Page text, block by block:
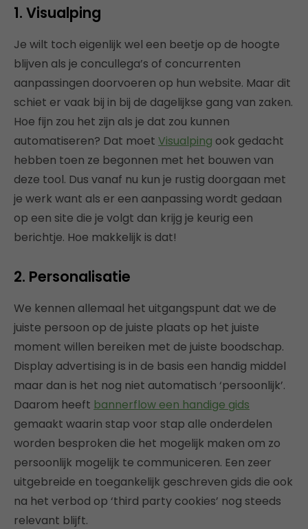
1. Visualping
Je wilt toch eigenlijk wel een beetje op de hoogte
blijven als je concullega’s of concurrenten
aanpassingen doorvoeren op hun website. Maar dit
schiet er vaak bij in bij de dagelijkse gang van zaken.
Hoe fijn zou het zijn als je dat zou kunnen
automatiseren? Dat moet Visualping ook gedacht
hebben toen ze begonnen met het bouwen van
deze tool. Dus vanaf nu kun je rustig doorgaan met
je werk want als er een aanpassing wordt gedaan
op een site die je volgt dan krijg je keurig een
berichtje. Hoe makkelijk is dat!
2. Personalisatie
We kennen allemaal het uitgangspunt dat we de
juiste persoon op de juiste plaats op het juiste
moment willen bereiken met de juiste boodschap.
Display advertising is in de basis een handig middel
maar dan is het nog niet automatisch ‘persoonlijk’.
Daarom heeft bannerflow een handige gids
gemaakt waarin stap voor stap alle onderdelen
worden besproken die het mogelijk maken om zo
persoonlijk mogelijk te communiceren. Een zeer
uitgebreide en toegankelijk geschreven gids die ook
na het verbod op ‘third party cookies’ nog steeds
relevant blijft.